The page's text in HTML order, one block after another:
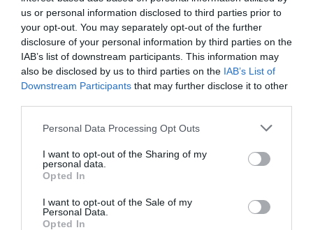
us or personal information disclosed to third parties prior to
your opt-out. You may separately opt-out of the further
disclosure of your personal information by third parties on the
IAB’s list of downstream participants. This information may
also be disclosed by us to third parties on the IAB’s List of
Downstream Participants that may further disclose it to other
Personal Data Processing Opt Outs
I want to opt-out of the Sharing of my
personal data.
Opted In
I want to opt-out of the Sale of my
Personal Data.
Opted In